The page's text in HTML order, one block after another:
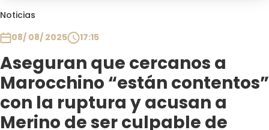
Noticias
08/ 08/ 2025
17:15
Aseguran que cercanos a
Marocchino “están contentos”
con la ruptura y acusan a
Merino de ser culpable de
Plan Perfecto
El Tiempo
Sabingo
Todos Los Programas